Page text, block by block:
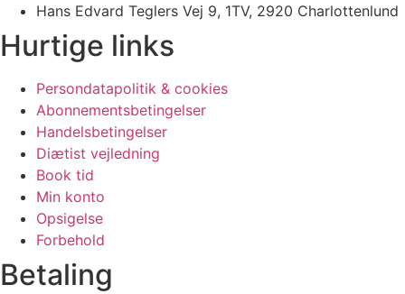
Hans Edvard Teglers Vej 9, 1TV, 2920 Charlottenlund
Hurtige links
Persondatapolitik & cookies
Abonnementsbetingelser
Handelsbetingelser
Diætist vejledning
Book tid
Min konto
Opsigelse
Forbehold
Betaling